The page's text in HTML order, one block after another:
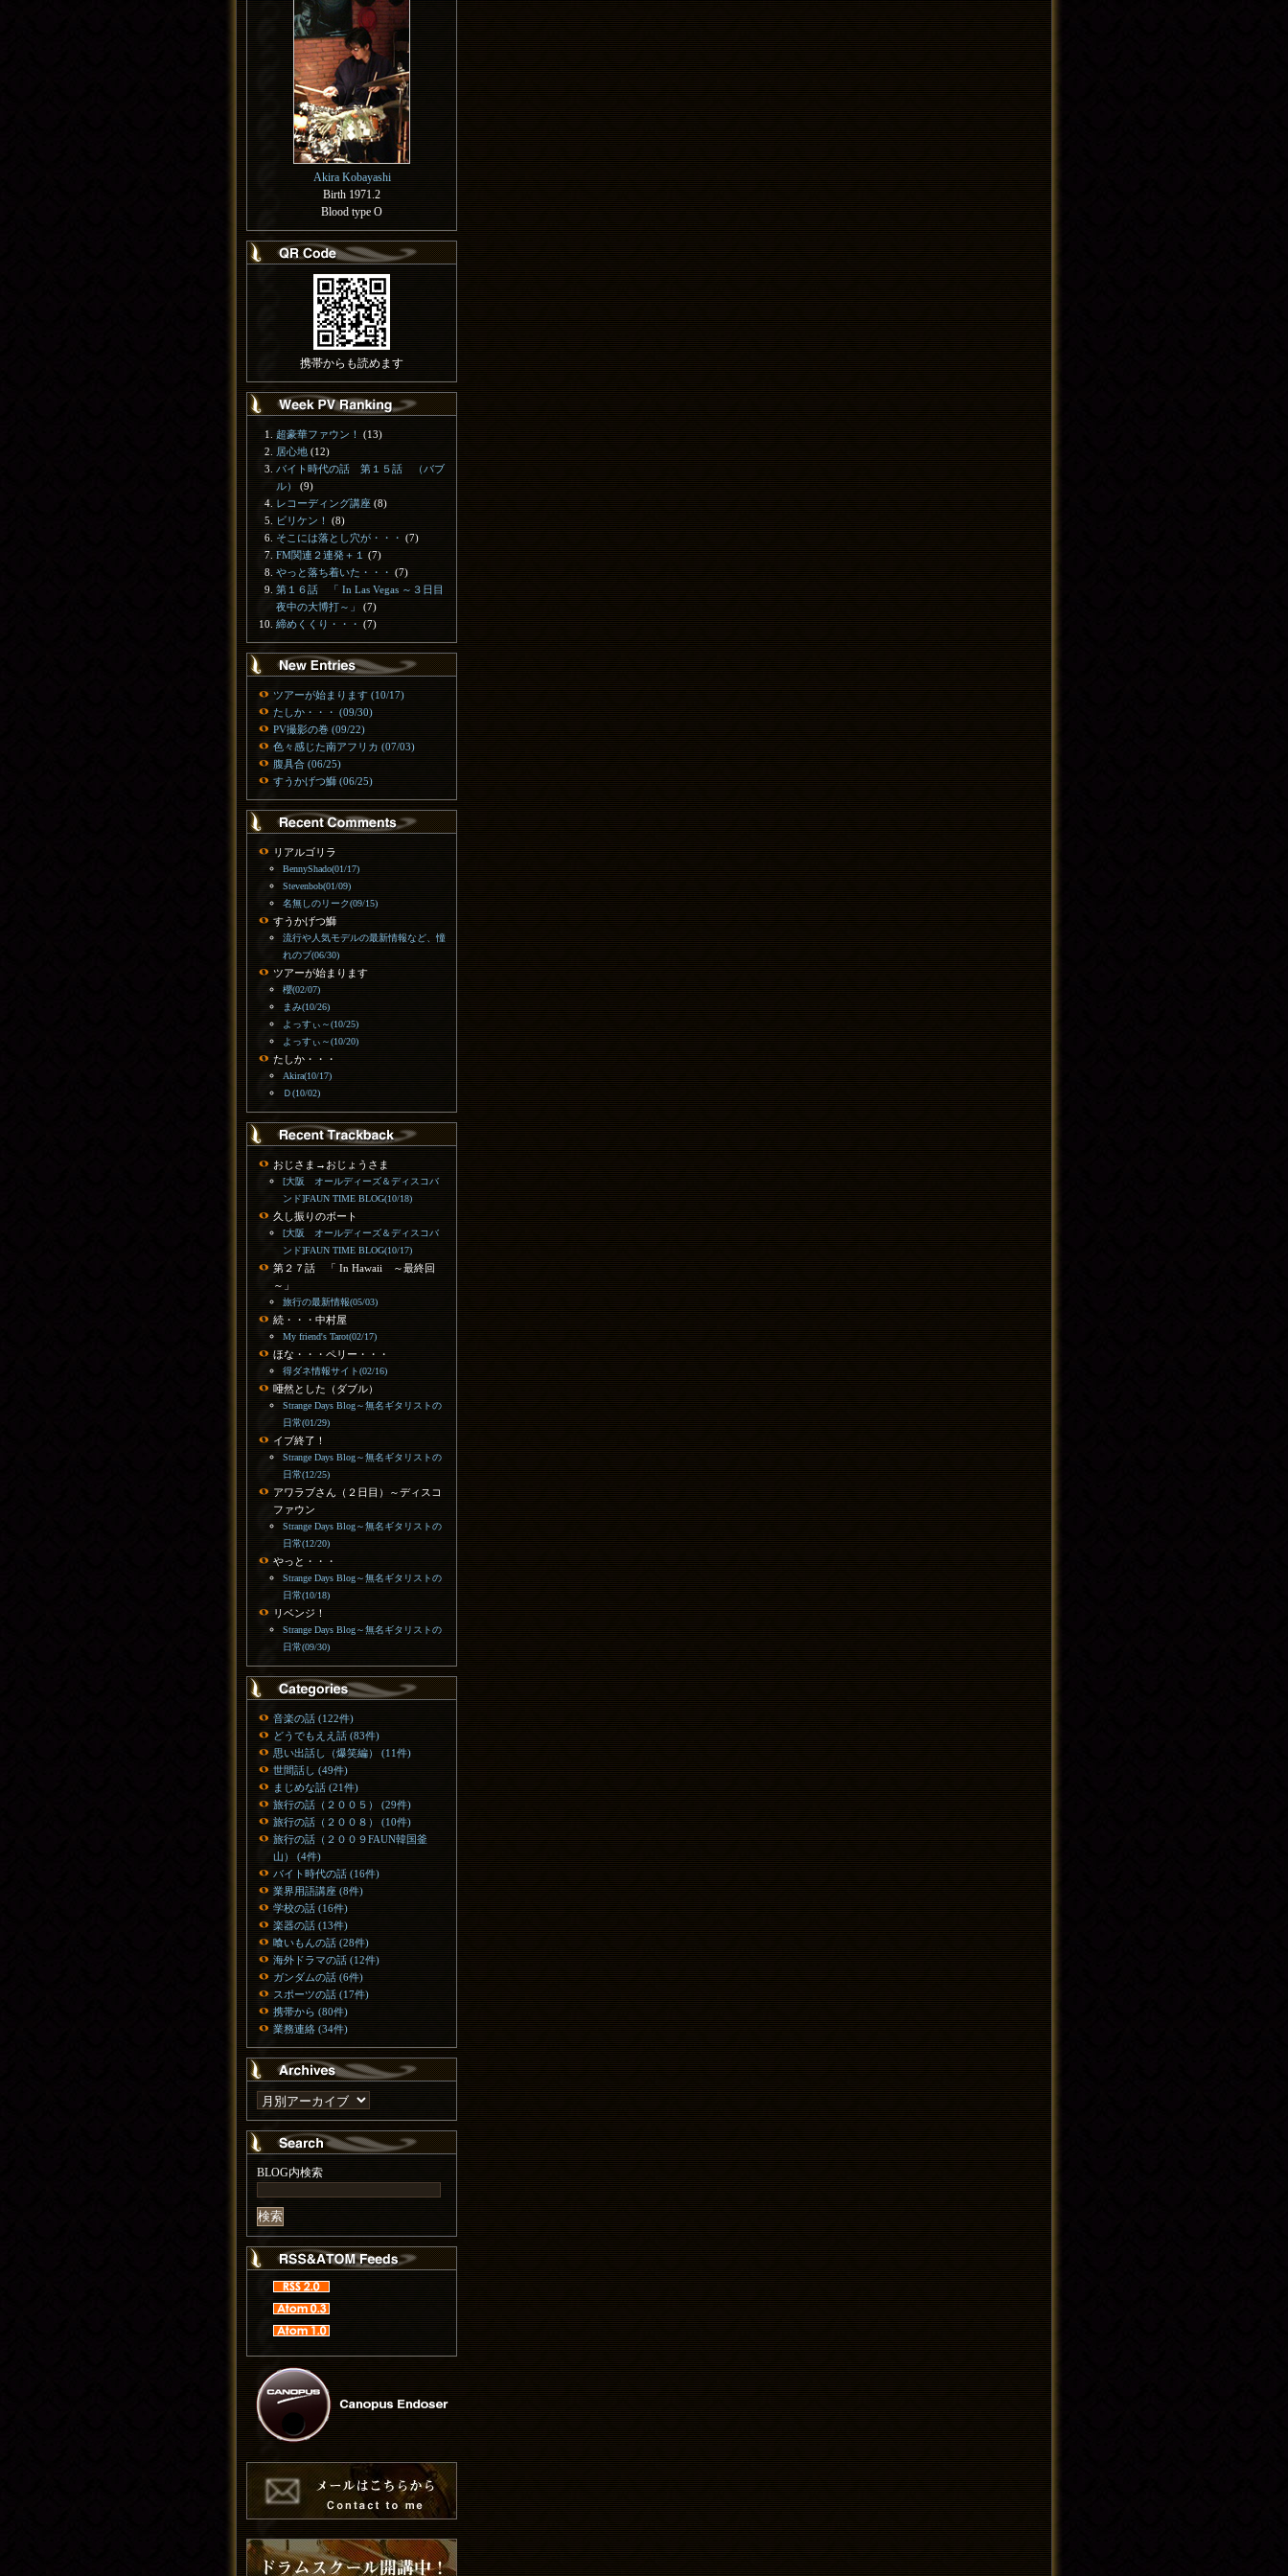
Akira Kobayashi
Birth 1971.2
Blood type O
携帯からも読めます
超豪華ファウン！
(13)
居心地 (12)
バイト時代の話 第１５話 （バブ
ル）
(9)
レコーディング講座 (8)
ビリケン！
(8)
そこには落とし穴が・・・ (7)
FM関連２連発＋１
(7)
やっと落ち着いた・・・ (7)
第１６話 「 In Las Vegas ～３日目
夜中の大博打～」
(7)
締めくくり・・・ (7)
ツアーが始まります (10/17)
たしか・・・ (09/30)
PV撮影の巻 (09/22)
色々感じた南アフリカ (07/03)
腹具合 (06/25)
すうかげつ鰤 (06/25)
リアルゴリラ
BennyShado(01/17)
Stevenbob(01/09)
名無しのリーク(09/15)
すうかげつ鰤
流行や人気モデルの最新情報など、憧
れのブ(06/30)
ツアーが始まります
櫻(02/07)
まみ(10/26)
よっすぃ～(10/25)
よっすぃ～(10/20)
たしか・・・
Akira(10/17)
Ｄ(10/02)
おじさま→おじょうさま
[大阪 オールディーズ＆ディスコバ
ンド]FAUN TIME BLOG(10/18)
久し振りのボート
[大阪 オールディーズ＆ディスコバ
ンド]FAUN TIME BLOG(10/17)
第２７話 「 In Hawaii ～最終回
～」
旅行の最新情報(05/03)
続・・・中村屋
My friend's Tarot(02/17)
ほな・・・ペリー・・・
得ダネ情報サイト(02/16)
唖然とした（ダブル）
Strange Days Blog～無名ギタリストの
日常(01/29)
イブ終了！
Strange Days Blog～無名ギタリストの
日常(12/25)
アワラブさん（２日目）～ディスコ
ファウン
Strange Days Blog～無名ギタリストの
日常(12/20)
やっと・・・
Strange Days Blog～無名ギタリストの
日常(10/18)
リベンジ！
Strange Days Blog～無名ギタリストの
日常(09/30)
音楽の話 (122件)
どうでもええ話 (83件)
思い出話し（爆笑編） (11件)
世間話し (49件)
まじめな話 (21件)
旅行の話（２００５） (29件)
旅行の話（２００８） (10件)
旅行の話（２００９FAUN韓国釜
山） (4件)
バイト時代の話 (16件)
業界用語講座 (8件)
学校の話 (16件)
楽器の話 (13件)
喰いもんの話 (28件)
海外ドラマの話 (12件)
ガンダムの話 (6件)
スポーツの話 (17件)
携帯から (80件)
業務連絡 (34件)
BLOG内検索